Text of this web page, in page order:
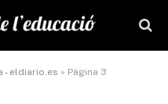
- eldiario.es » Pàgina 3